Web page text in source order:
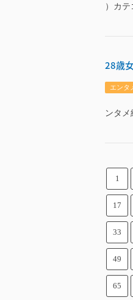
）カ
28歳
エンタ
ンタ
1
17
33
49
65